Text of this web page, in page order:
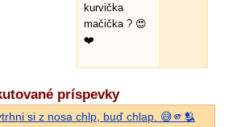
kurvička
mačička ? 😍
❤️
príspevky
si z nosa chlp, buď chlap. 😅🫵🫂